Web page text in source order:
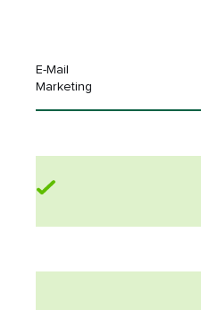
E-Mail
Marketing